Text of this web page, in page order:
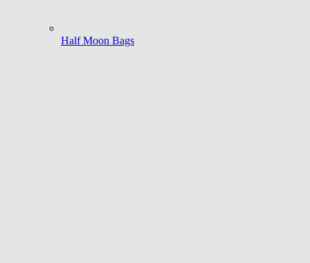
Half Moon Bags